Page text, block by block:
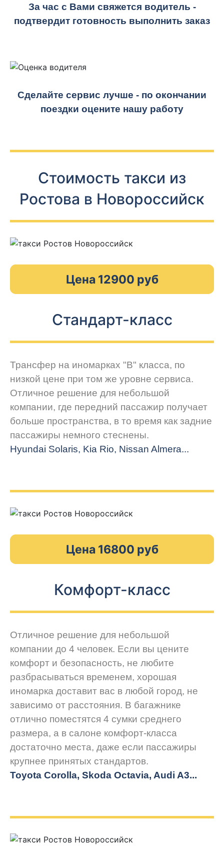
За час с Вами свяжется водитель -
подтвердит готовность выполнить заказ
Сделайте сервис лучше - по окончании
поездки оцените нашу работу
Стоимость такси из
Ростова в Новороссийск
Цена 12900 руб
Стандарт-класс
Трансфер на иномарках "В" класса, по
низкой цене при том же уровне сервиса.
Отличное решение для небольшой
компании, где передний пассажир получает
больше пространства, в то время как задние
пассажиры немного стеснены.
Hyundai Solaris, Kia Rio, Nissan Almera...
Цена 16800 руб
Комфорт-класс
Отличное решение для небольшой
компании до 4 человек. Если вы цените
комфорт и безопасность, не любите
разбрасываться временем, хорошая
иномарка доставит вас в любой город, не
зависимо от расстояния. В багажнике
отлично поместятся 4 сумки среднего
размера, а в салоне комфорт-класса
достаточно места, даже если пассажиры
крупнее принятых стандартов.
Toyota Corolla, Skoda Octavia, Audi A3...